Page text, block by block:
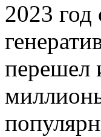
2023 год
перешел